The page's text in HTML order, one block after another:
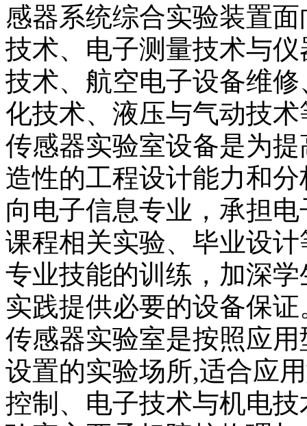
感器系统综合实验装置
技术、电子测量技术与
技术、航空电子设备维
化技术、液压与气动技
传感器实验室设备是为
造性的工程设计能力和
向电子信息专业，承担
课程相关实验、毕业设
专业技能的训练，加深
实践提供必要的设备保证
传感器实验室是按照应
设置的实验场所,适合应
控制、电子技术与机电